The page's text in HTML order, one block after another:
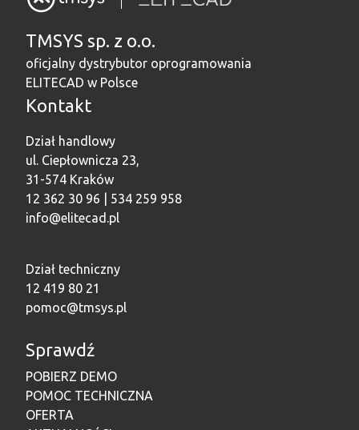
TMSYS sp. z o.o.
oficjalny dystrybutor oprogramowania
ELITECAD w Polsce
Kontakt
Dział handlowy
ul. Ciepłownicza 23,
31-574 Kraków
12 362 30 96 | 534 259 958
info@elitecad.pl
Dział techniczny
12 419 80 21
pomoc@tmsys.pl
Sprawdź
POBIERZ DEMO
POMOC TECHNICZNA
OFERTA